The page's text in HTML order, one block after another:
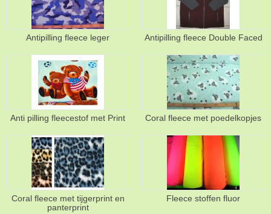
Antipilling fleece leger Antipilling fleece Double Faced
Anti pilling fleecestof met Print Coral fleece met poedelkopjes
Coral fleece met tijgerprint en
panterprint
Fleece stoffen fluor